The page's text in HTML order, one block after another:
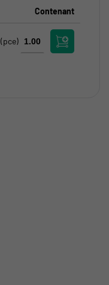
Contenant
(pce)